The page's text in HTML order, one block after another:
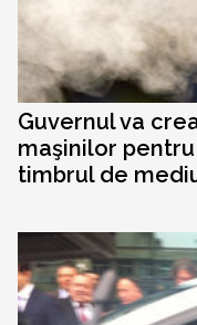
Guvernul va
maşinilor
timbrul de